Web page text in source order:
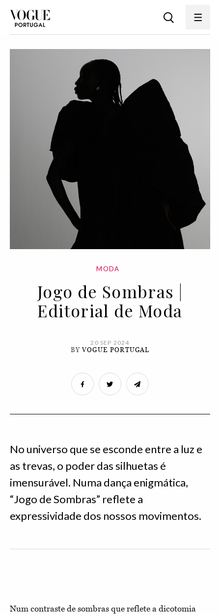
MODA
Jogo de Sombras |
Editorial de Moda
20 SEP 2024
BYVOGUE PORTUGAL
No universo que se esconde entre a luz e
as trevas, o poder das silhuetas é
imensurável. Numa dança enigmática,
“Jogo de Sombras” reflete a
expressividade dos nossos movimentos.
Num contraste de sombras que reflete a dicotomia